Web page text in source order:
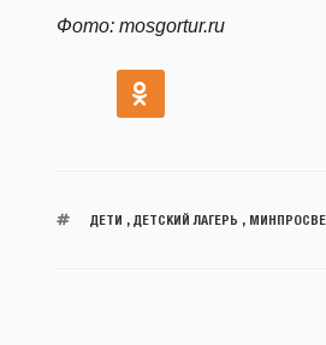
Фото: mosgortur.ru
ДЕТИ , ДЕТСКИЙ ЛАГЕРЬ ,